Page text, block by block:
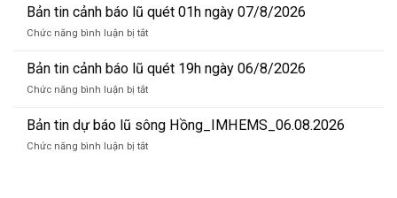
sông
Hồng_IMHEMS_07.08.2026
tin
cảnh
báo
quét
07h
07/8/2026
Bản tin cảnh báo lũ quét 01h ngày 07/8/2026
Chức năng bình luận bị tắtở
tin
cảnh
báo
quét
01h
Bản tin cảnh báo lũ quét 19h ngày 06/8/2026
Chức năng bình luận bị tắtở
tin
cảnh
báo
Bản tin dự báo lũ sông Hồng_IMHEMS_06.08.2026
Chức năng bình luận bị tắtở